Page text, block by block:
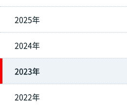
2025年
2024年
2023年
2022年